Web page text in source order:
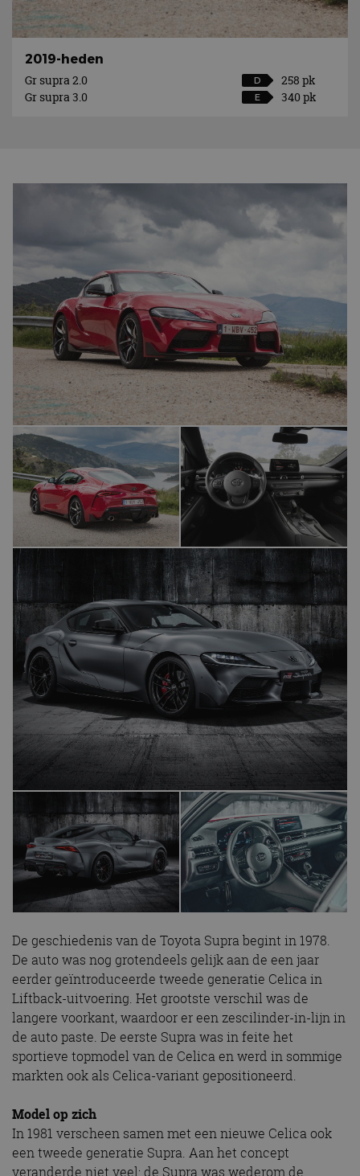
2019-heden
Gr supra 2.0
D
258 pk
Gr supra 3.0
E 340 pk
De geschiedenis van de Toyota Supra begint in 1978.
De auto was nog grotendeels gelijk aan de een jaar
eerder geïntroduceerde tweede generatie Celica in
Liftback-uitvoering. Het grootste verschil was de
langere voorkant, waardoor er een zescilinder-in-lijn in
de auto paste. De eerste Supra was in feite het
sportieve topmodel van de Celica en werd in sommige
markten ook als Celica-variant gepositioneerd.
Model op zich
In 1981 verscheen samen met een nieuwe Celica ook
een tweede generatie Supra. Aan het concept
veranderde niet veel: de Supra was wederom de